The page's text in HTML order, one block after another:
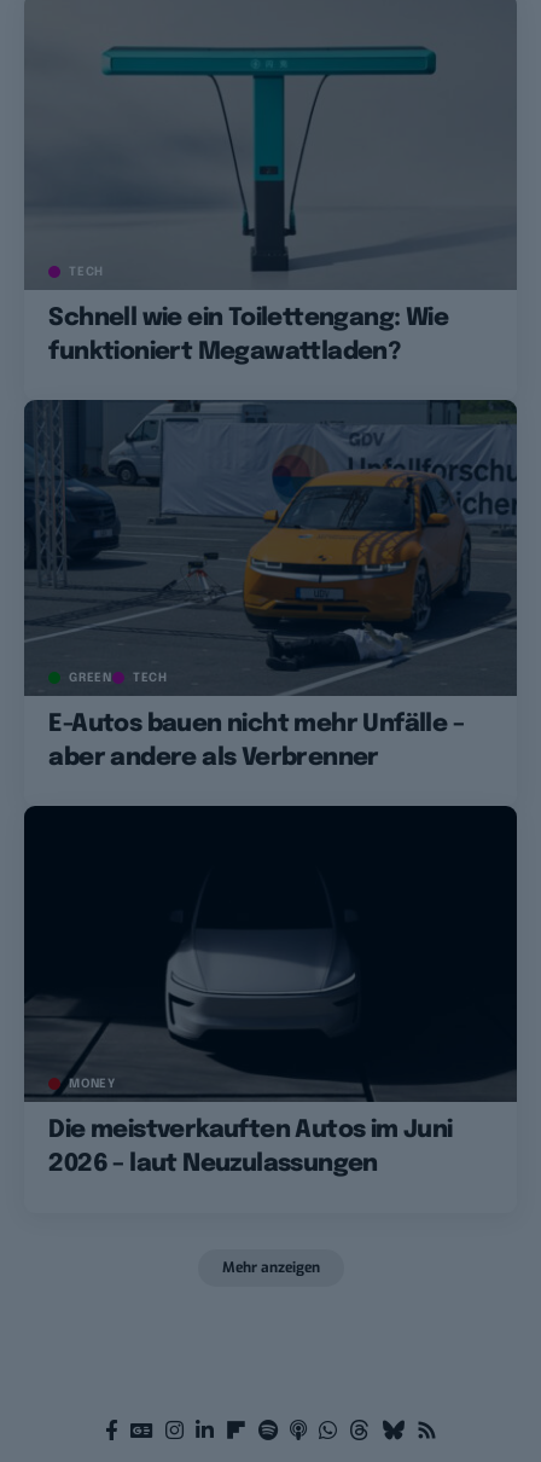
TECH
Schnell wie ein Toilettengang: Wie
funktioniert Megawattladen?
GREEN TECH
E-Autos bauen nicht mehr Unfälle –
aber andere als Verbrenner
MONEY
Die meistverkauften Autos im Juni
2026 – laut Neuzulassungen
Mehr anzeigen